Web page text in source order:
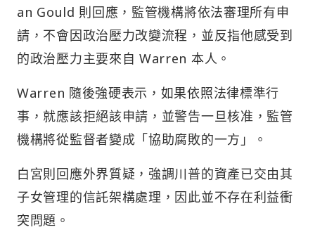
an Gould 則回應，監管機構將依法審理所有申
請，不會因政治壓力改變流程，並反指他感受到
的政治壓力主要來自 Warren 本人。
Warren 隨後強硬表示，如果依照法律標準行
事，就應該拒絕該申請，並警告一旦核准，監管
機構將從監督者變成「協助腐敗的一方」。
白宮則回應外界質疑，強調川普的資產已交由其
子女管理的信託架構處理，因此並不存在利益衝
突問題。